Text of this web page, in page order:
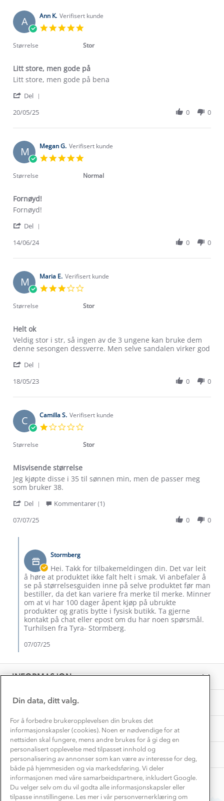
A Ann K. Verifisert kunde
rating
Størrelse Stor
Litt store, men gode på
Review
Ann
on
May
review
Litt
men
på
Litt store, men gode på bena
Del
Ann
on
20
May
20/05/25 0 0
M Megan G. Verifisert kunde
rating
Størrelse Normal
Fornøyd!
Review
Megan
on
Jun
review
Fornøyd!
Fornøyd!
Del
Megan
on
14
Jun
14/06/24 0 0
M Maria E. Verifisert kunde
rating
Størrelse Stor
Helt ok
Review
by
E.
18
2023
review
stating
ok
Veldig stor i str, så ingen av de 3 ungene kan bruke dem
denne sesongen dessverre. Men selve sandalen virker god
Del
Maria
on
18
May
18/05/23 0 0
C Camilla S. Verifisert kunde
rating
Størrelse Stor
Misvisende størrelse
Review
by
S.
7
2025
review
stating
størrelse
Jeg kjøpte disse i 35 til sønnen min, men de passer meg
som bruker 38.
Del
on
7
Jul
2025
Kommentarer (1)
07/07/25
0 0
Butikkeier
on
Review
by
Camilla
on
Jul
Stormberg
Hei. Takk for tilbakemeldingen din. Det var leit
å høre at produktet ikke falt helt i smak. Vi anbefaler å
se på størrelsesguiden inne på selve produktet før man
bestiller, da det kan variere fra merke til merke. Minner
om at vi har 100 dager åpent kjøp på ubrukte
produkter og gratis bytte i fysisk butikk. Ta gjerne
kontakt på chat eller epost om du har noen spørsmål.
Turhilsen fra Tyra- Stormberg.
07/07/25
INFORMASJON
Kontakt oss
Konkurransevinnere
Kundeklubb
Våre butikker
Bedrift, barnehage og SFO
Presse
OM OSS
Om Stormberg
Etisk handel
Dyreetikk
1% til samfunnet
Inkludering
Materialer
Personvern
Samarbeide med oss?
TIPS OG RÅD
Trelagsprinsippet barn
Alt du trenger til Norgesferien
Dette trenger du til barnehagen
Gravidklær
Hvordan velge riktig turtøy?
Store størrelser
Turmat oppskrifter
Beredskap
AKTIVITETER
Norgesferie 🇳🇴
Få turinspirasjon og tips her⛰
Overnatte utendørs⛺
Leirskole 🥾
Barnehageansatt
Tips til hyttetur
Din data, ditt valg.
For å forbedre brukeropplevelsen din brukes det
informasjonskapsler (cookies). Noen er nødvendige for at
nettsiden skal fungere, mens andre brukes for å gi deg en
personalisert opplevelse med tilpasset innhold og
personalisering av annonser som kan være av interesse for deg,
både på hjemmesiden og via markedsføring. Vi deler
informasjonen med våre samarbeidspartnere, inkludert Google.
Du velger selv om du vil godta alle informasjonskapsler eller
tilpasse innstillingene. Les mer i vår personvernerklæring om